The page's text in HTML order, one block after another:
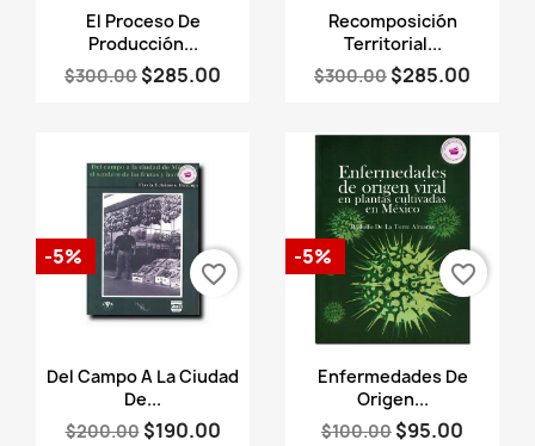
 Vista rápida
El Proceso De
Producción...
$300.00 $285.00
Vista rápida
Recomposición
Territorial...
$300.00 $285.00
Vista rápida
Del Campo A La Ciudad
De...
$200.00 $190.00
-5%
favorite_border
Vista rápida
Enfermedades De
Origen...
$100.00 $95.00
-5%
favorite_border